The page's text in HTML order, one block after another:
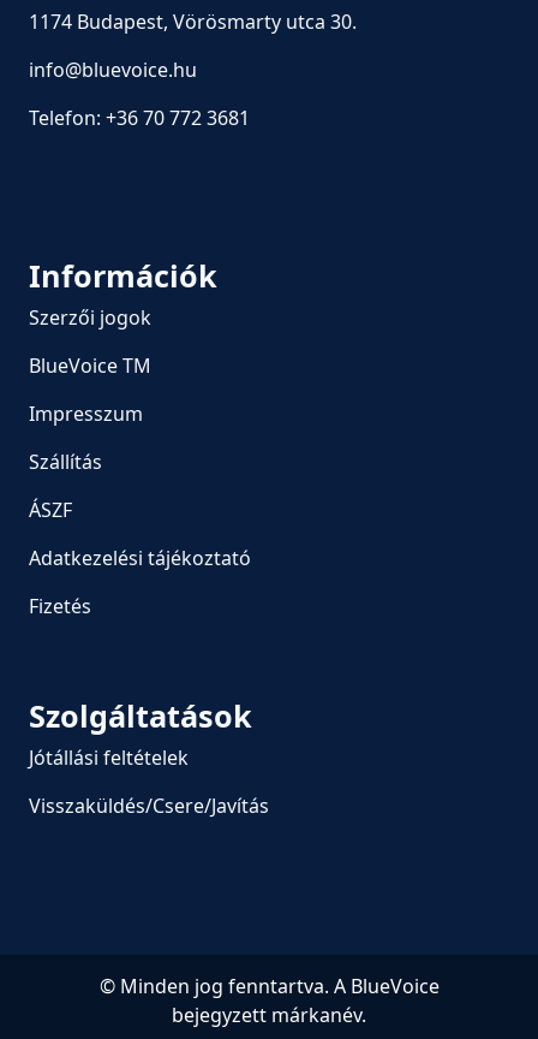
1174 Budapest, Vörösmarty utca 30.
info@bluevoice.hu
Telefon: +36 70 772 3681
Információk
Szerzői jogok
BlueVoice TM
Impresszum
Szállítás
ÁSZF
Adatkezelési tájékoztató
Fizetés
Szolgáltatások
Jótállási feltételek
Visszaküldés/Csere/Javítás
© Minden jog fenntartva. A BlueVoice
bejegyzett márkanév.